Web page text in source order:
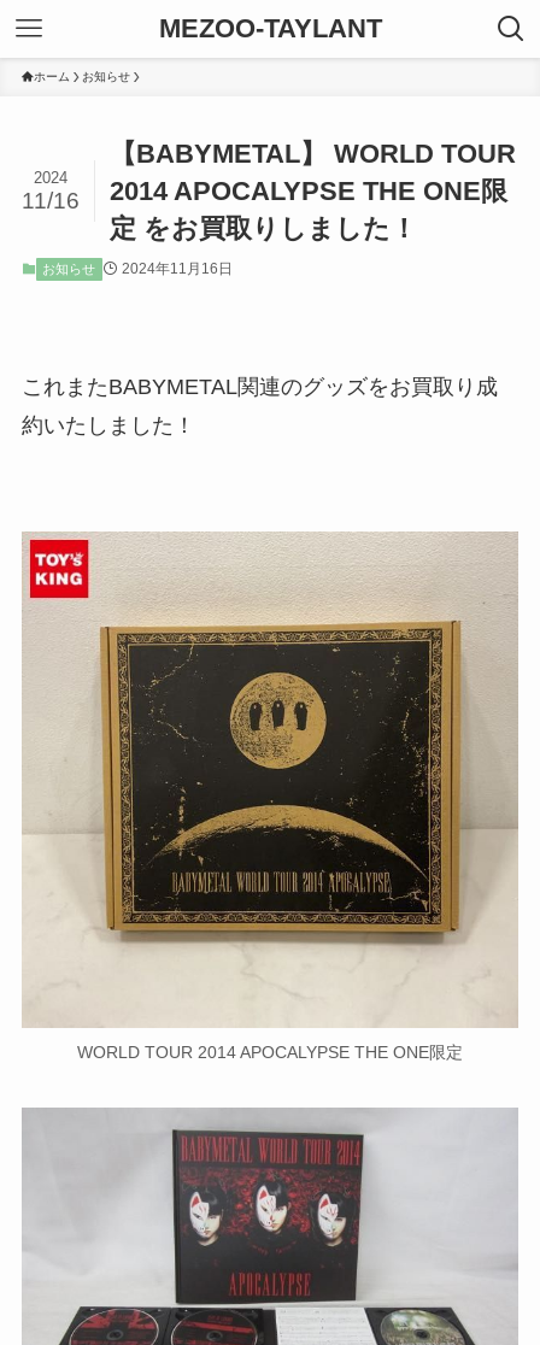
MEZOO-TAYLANT
ホーム お知らせ
【BABYMETAL】 WORLD TOUR
2014 APOCALYPSE THE ONE限
定 をお買取りしました！
2024
11/16
お知らせ 2024年11月16日
これまたBABYMETAL関連のグッズをお買取り成
約いたしました！
WORLD TOUR 2014 APOCALYPSE THE ONE限定